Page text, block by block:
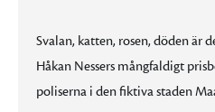
Svalan, katten, rosen, döden är
Håkan Nessers mångfaldigt
poliserna i den fiktiva staden